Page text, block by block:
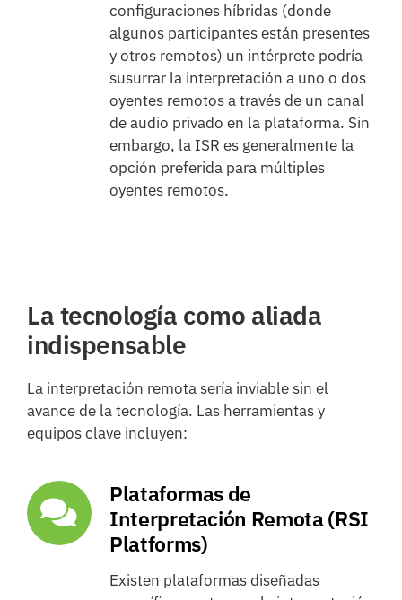
configuraciones híbridas (donde
algunos participantes están presentes
y otros remotos) un intérprete podría
susurrar la interpretación a uno o dos
oyentes remotos a través de un canal
de audio privado en la plataforma. Sin
embargo, la ISR es generalmente la
opción preferida para múltiples
oyentes remotos.
La tecnología como aliada
indispensable
La interpretación remota sería inviable sin el
avance de la tecnología. Las herramientas y
equipos clave incluyen:
Plataformas de
Interpretación Remota (RSI
Platforms)
Existen plataformas diseñadas